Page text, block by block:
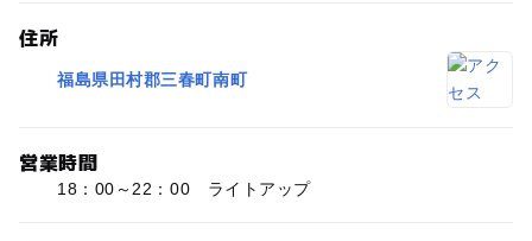
住所
福島県田村郡三春町南町
営業時間
18：00～22：00 ライトアップ